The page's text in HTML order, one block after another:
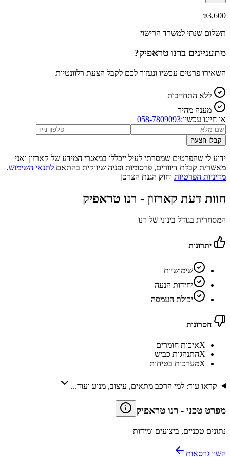
₪3,600
תשלום שנתי למשרד הרישוי
מתעניינים ברנו טראפיק?
השאירו פרטים עכשיו ונעזור לכם לקבל הצעת רלוונטיות
ללא התחייבות
מענה מהיר
או חייגו עכשיו:058-7809093
קבלו הצעה
ידוע לי שהפרטים שמסרתי לעיל ייכללו במאגרי המידע של קארזון ואני
מאשר/ת קבלת דיוורים, פרסומות ופניה שיווקית בהתאם לתנאי השימוש,
מדיניות הפרטיות וחוק הגנת הצרכן
חוות דעת קארזון - רנו טראפיק
המסחרית בגודל בינוני של רנו
יתרונות
שימושיות
יחידות הנעה
יכולת העמסה
חסרונות
Xאיכות חומרים
Xהתנהגות כביש
Xמערכות בטיחות
קראו עוד: למי הרכב מתאים, עיצוב, מנוע ועוד...
מפרט טכני - רנו טראפיק
נתונים טכניים, ביצועים ומידות
השוו גרסאות